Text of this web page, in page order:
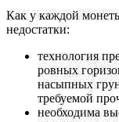
Как у каждой
недостатки:
технология
ровных
насыпных
требуемой
необходима